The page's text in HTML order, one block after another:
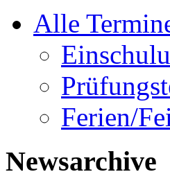
Alle
Ferien/
Newsarchive